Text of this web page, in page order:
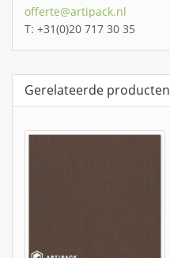
offerte@artipack.nl
T: +31(0)20 717 30 35
Gerelateerde producten